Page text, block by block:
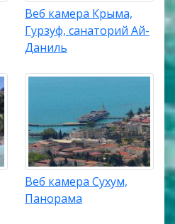
Веб камера Крыма,
Гурзуф, санаторий Ай-
Даниль
Веб камера Сухум,
Панорама